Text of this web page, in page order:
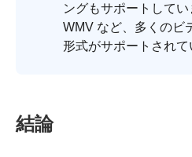
ングもサポートしてい
WMV など、多くのビ
形式がサポートされて
結論